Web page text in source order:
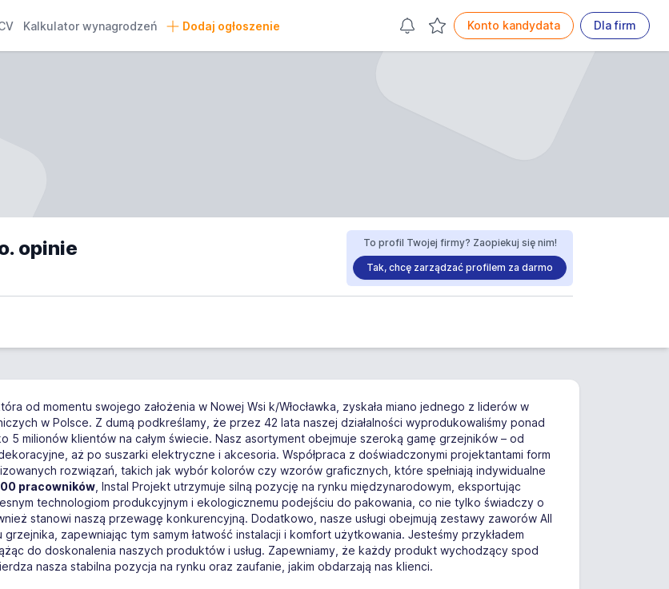
Kalkulator wynagrodzeń Dodaj ogłoszenie Konto kandydata Dla firm
opinie To profil Twojej firmy? Zaopiekuj się nim!
Tak, chcę zarządzać profilem za darmo
od momentu swojego założenia w Nowej Wsi k/Włocławka, zyskała miano jednego z liderów w
w Polsce. Z dumą podkreślamy, że przez 42 lata naszej działalności wyprodukowaliśmy ponad
milionów klientów na całym świecie. Nasz asortyment obejmuje szeroką gamę grzejników – od
aż po suszarki elektryczne i akcesoria. Współpraca z doświadczonymi projektantami form
rozwiązań, takich jak wybór kolorów czy wzorów graficznych, które spełniają indywidualne
pracowników , Instal Projekt utrzymuje silną pozycję na rynku międzynarodowym, eksportując
technologiom produkcyjnym i ekologicznemu podejściu do pakowania, co nie tylko świadczy o
stanowi naszą przewagę konkurencyjną. Dodatkowo, nasze usługi obejmują zestawy zaworów All
zapewniając tym samym łatwość instalacji i komfort użytkowania. Jesteśmy przykładem
do doskonalenia naszych produktów i usług. Zapewniamy, że każdy produkt wychodzący spod
nasza stabilna pozycja na rynku oraz zaufanie, jakim obdarzają nas klienci.